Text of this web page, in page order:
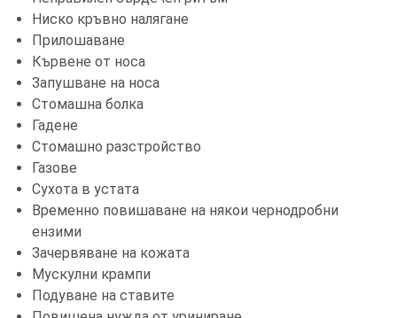
Ниско кръвно налягане
Прилошаване
Кървене от носа
Запушване на носа
Стомашна болка
Гадене
Стомашно разстройство
Газове
Сухота в устата
Временно повишаване на някои чернодробни
ензими
Зачервяване на кожата
Мускулни крампи
Подуване на ставите